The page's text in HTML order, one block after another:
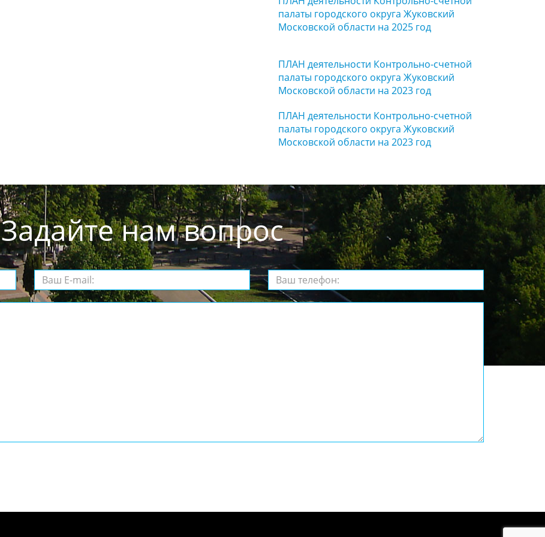
палаты городского округа Жуковский
Московской области на 2025 год
ПЛАН деятельности Контрольно-счетной
палаты городского округа Жуковский
Московской области на 2023 год
ПЛАН деятельности Контрольно-счетной
палаты городского округа Жуковский
Московской области на 2023 год
Задайте нам вопрос